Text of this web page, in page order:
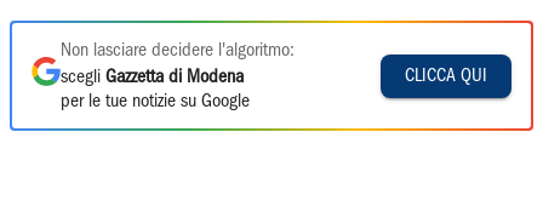
Non lasciare decidere l'algoritmo:
scegli Gazzetta di Modena
per le tue notizie su Google
CLICCA QUI